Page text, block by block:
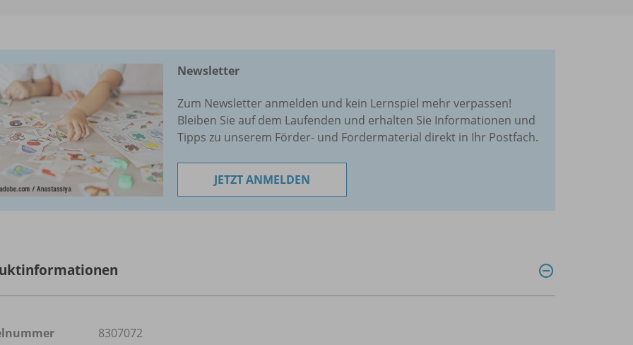
Newsletter
Zum Newsletter anmelden und kein Lernspiel mehr verpassen!
Bleiben Sie auf dem Laufenden und erhalten Sie Informationen und
Tipps zu unserem Förder- und Fordermaterial direkt in Ihr Postfach.
JETZT ANMELDEN
8307072